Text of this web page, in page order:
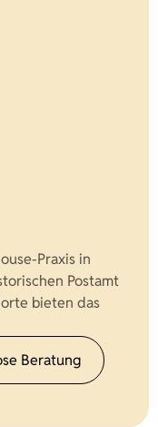
Praxis in
Postamt
bieten das
Beratung